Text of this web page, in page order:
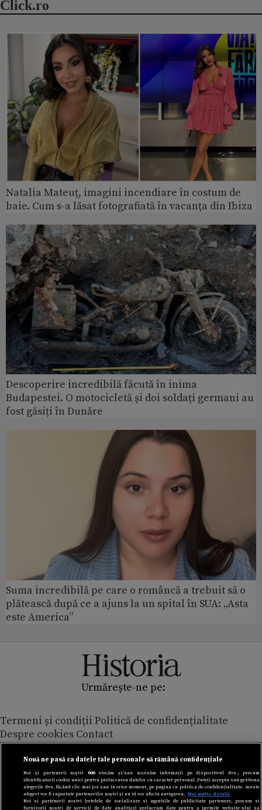
Click.ro
Natalia Mateuț, imagini incendiare în costum de
baie. Cum s-a lăsat fotografiată în vacanța din Ibiza
Descoperire incredibilă făcută în inima
Budapestei. O motocicletă și doi soldați germani au
fost găsiți în Dunăre
Suma incredibilă pe care o româncă a trebuit să o
plătească după ce a ajuns la un spital în SUA: „Asta
este America”
Urmărește-ne pe:
Termeni și condiții Politică de confidențialitate
Despre cookies Contact
Modifică preferințe pentru confidențialitate
© Toate drepturile rezervate Adevarul Holding 2026
Din rețeaua Adevărul Holding:
Adevarul.ro
Nouă ne pasă ca datele tale personale să rămână confidențiale
Noi și partenerii noștri 606stocăm și/sau accesăm informații pe dispozitivul dvs., precum
identificatorii cookie unici pentru prelucrarea datelor cu caracter personal. Puteți accepta sau gestiona
alegerile dvs. făcând clic mai jos sau în orice moment, pe pagina cu politica de confidențialitate. Aceste
alegeri vor fi raportate partenerilor noștri și nu vă vor afecta navigarea. Mai multe detalii
Noi si partenerii nostri (retelele de socializare si agentiile de publicitate partenere, precum si
furnizorii nostri de servicii de date analitice) prelucram date pentru a permite website-ului sa